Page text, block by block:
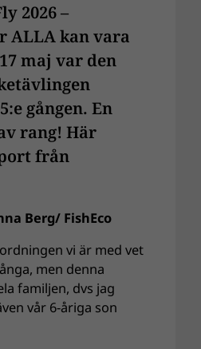
2026 –
ALLA kan vara
maj var den
gången. En
rang! Här
från
Berg/ FishEco
vi är med vet
men denna
familjen, dvs jag
vår 6-åriga son